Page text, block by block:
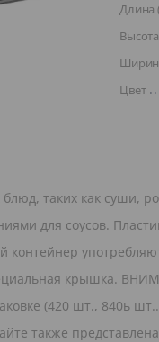
Длина
Цвет
таких как суши,
для соусов.
крышка.
(420 шт., 840ь
также